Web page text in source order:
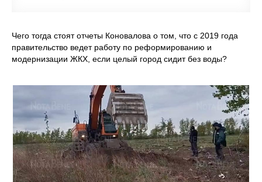
Чего тогда стоят отчеты Коновалова о том, что с 2019 года
правительство ведет работу по реформированию и
модернизации ЖКХ, если целый город сидит без воды?